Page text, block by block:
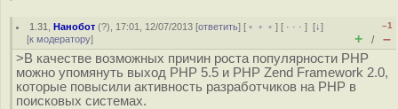
1.31 ,Нанобот (?), 17:01, 12/07/2013 [ответить] [ ﹢﹢﹢] [ · · ·][↓]
[к модератору]
–1
+ / –
>В качестве возможных причин роста популярности PHP
можно упомянуть выход PHP 5.5 и PHP Zend Framework 2.0,
которые повысили активность разработчиков на PHP в
поисковых системах.